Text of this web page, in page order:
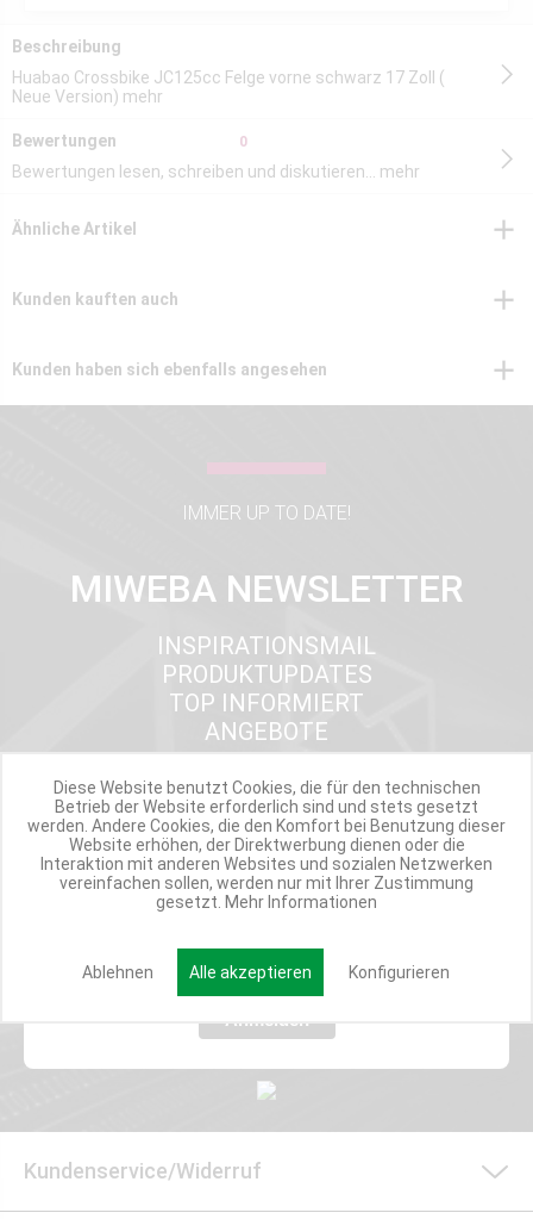
Beschreibung
Huabao Crossbike JC125cc Felge vorne schwarz 17 Zoll (
Neue Version) mehr
Bewertungen 0
Bewertungen lesen, schreiben und diskutieren... mehr
Ähnliche Artikel
Kunden kauften auch
Kunden haben sich ebenfalls angesehen
IMMER UP TO DATE!
MIWEBA NEWSLETTER
INSPIRATIONSMAIL
PRODUKTUPDATES
TOP INFORMIERT
ANGEBOTE
Werde Teil der Miweba Community!
Verpasse nie wieder exklusive Newsletter-Rabatte und Aktionen
Anmelden
Kundenservice/Widerruf
Diese Website benutzt Cookies, die für den technischen
Betrieb der Website erforderlich sind und stets gesetzt
werden. Andere Cookies, die den Komfort bei Benutzung dieser
Website erhöhen, der Direktwerbung dienen oder die
Interaktion mit anderen Websites und sozialen Netzwerken
vereinfachen sollen, werden nur mit Ihrer Zustimmung
gesetzt. Mehr Informationen
Ablehnen Alle akzeptieren Konfigurieren